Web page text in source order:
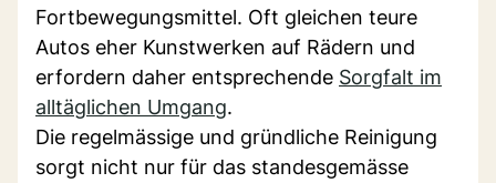
Fortbewegungsmittel. Oft gleichen teure
Autos eher Kunstwerken auf Rädern und
erfordern daher entsprechende Sorgfalt im
alltäglichen Umgang.
Die regelmässige und gründliche Reinigung
sorgt nicht nur für das standesgemässe